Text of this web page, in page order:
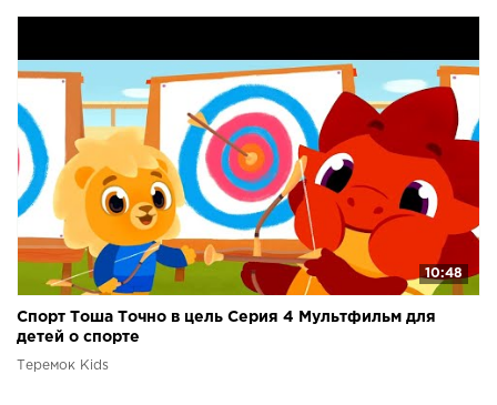
10:48
Спорт Тоша Точно в цель Серия 4 Мультфильм для
детей о спорте
Теремок Kids